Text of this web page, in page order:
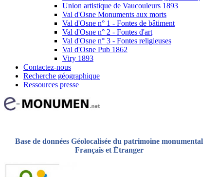
Union artistique de Vaucouleurs 1893
Val d'Osne Monuments aux morts
Val d'Osne n° 1 - Fontes de bâtiment
Val d'Osne n° 2 - Fontes d'art
Val d'Osne n° 3 - Fontes religieuses
Val d'Osne Pub 1862
Viry 1893
Contactez-nous
Recherche géographique
Ressources presse
Base de données Géolocalisée du patrimoine monumental
Français et Étranger